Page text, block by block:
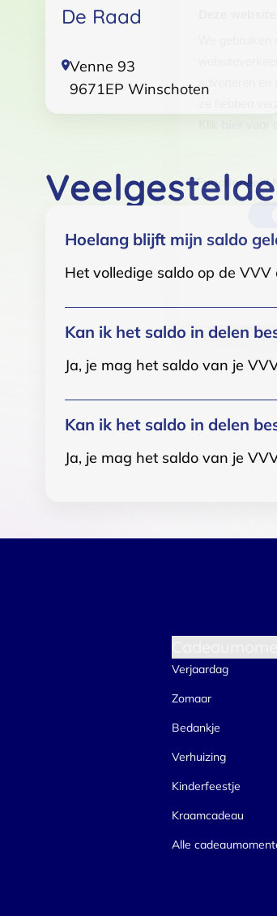
ze hebben
Functioneel /
De Raad
Venne 93
9671EP Winschoten
Hoelang blijft mijn saldo
Het volledige saldo op de
Kan ik het saldo in delen
Ja, je mag het saldo van je
Kan ik het saldo in delen
Ja, je mag het saldo van je
Verjaardag
Zomaar
Bedankje
Verhuizing
Kinderfeestje
Kraamcadeau
Alle